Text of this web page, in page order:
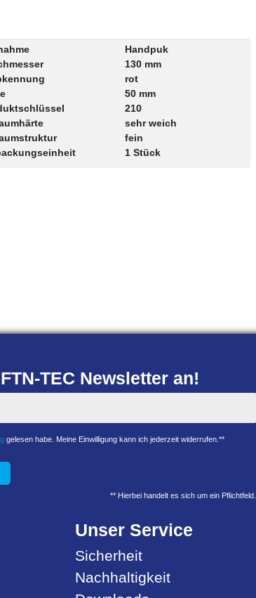
Handpuk
130 mm
rot
50 mm
210
sehr weich
fein
1 Stück
TEC Newsletter an!
gelesen habe. Meine Einwilligung kann ich jederzeit widerrufen.**
** Hierbei handelt es sich um ein Pflichtfeld.
Unser Service
Sicherheit
Nachhaltigkeit